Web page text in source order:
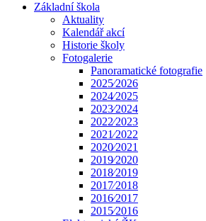
Základní škola
Aktuality
Kalendář akcí
Historie školy
Fotogalerie
Panoramatické fotografie
2025⁄2026
2024⁄2025
2023⁄2024
2022⁄2023
2021⁄2022
2020⁄2021
2019⁄2020
2018⁄2019
2017⁄2018
2016⁄2017
2015⁄2016